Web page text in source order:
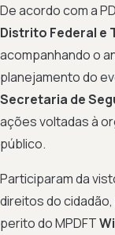
De acordo com a
Distrito Federal e
acompanhando o
planejamento do
Secretaria de
ações voltadas à
público.
Participaram da
direitos do cidadão,
perito do MPDFT